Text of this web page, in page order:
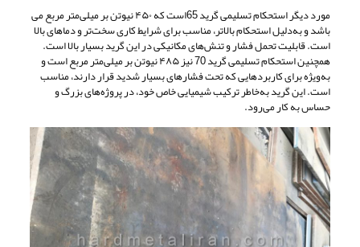
مورد دیگر استحکام تسلیمی گرید 65است که ۴۵۰ نیوتن بر میلی‌متر مربع می
باشد و به‌دلیل استحکام بالاتر، مناسب برای شرایط کاری سخت‌تر و دماهای بالا
است. قابلیت تحمل فشار و تنش‌های مکانیکی در این گرید بسیار بالا است.
همچنین استحکام تسلیمی گرید 70 نیز ۴۸۵ نیوتن بر میلی‌متر مربع است و
به‌ویژه برای کاربردهایی که تحت فشارهای بسیار شدید قرار دارند، مناسب
است. این گرید به‌خاطر ترکیب شیمیایی خاص خود، در پروژه‌های بزرگ و
حساس به کار می‌رود.